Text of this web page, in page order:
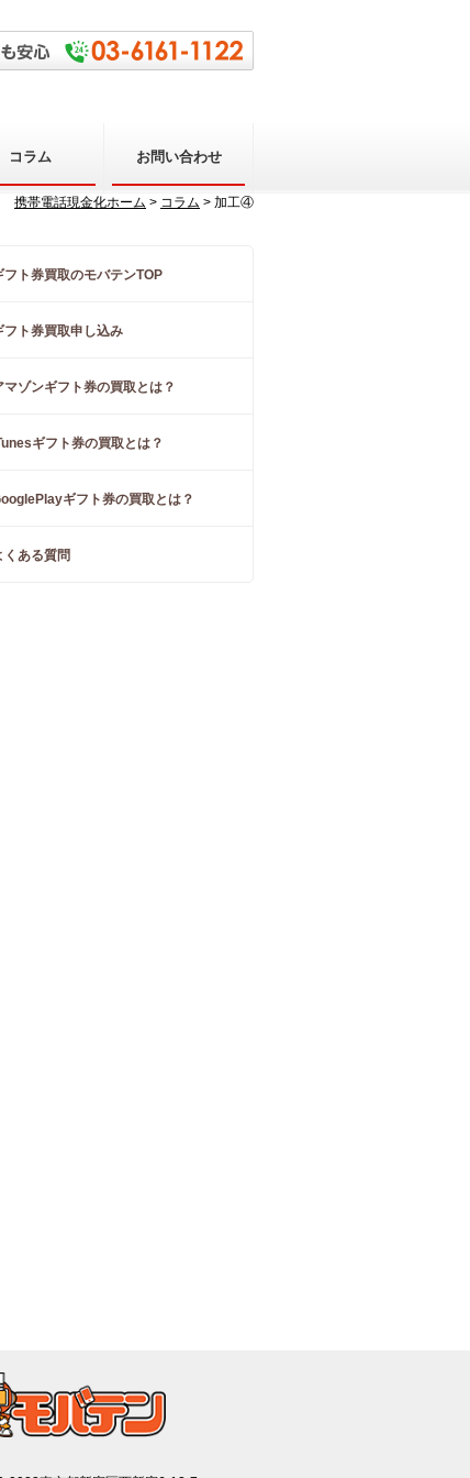
コラム お問い合わせ
携帯電話現金化ホーム > コラム > 加工④
フト券買取のモバテンTOP
フト券買取申し込み
マゾンギフト券の買取とは？
ギフト券の買取とは？
ギフト券の買取とは？
くある質問